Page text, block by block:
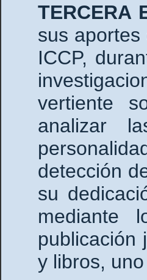
TERCERA
sus
ICCP,
vertiente
analizar
detección
su
mediante
publicación
y libros,